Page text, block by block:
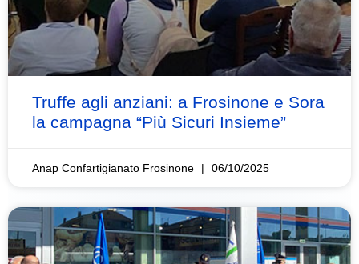
Truffe agli anziani: a Frosinone e Sora
la campagna “Più Sicuri Insieme”
Anap Confartigianato Frosinone 06/10/2025